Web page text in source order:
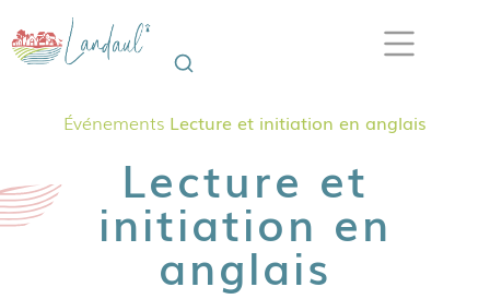
Événements Lecture et initiation en anglais
Lecture et
initiation en
anglais